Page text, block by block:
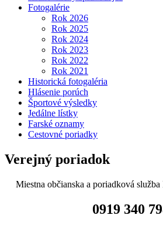
Fotogalérie
Rok 2026
Rok 2025
Rok 2024
Rok 2023
Rok 2022
Rok 2021
Historická fotogaléria
Hlásenie porúch
Športové výsledky
Jedálne lístky
Farské oznamy
Cestovné poriadky
Verejný poriadok
Miestna občianska a poriadková
0919 340